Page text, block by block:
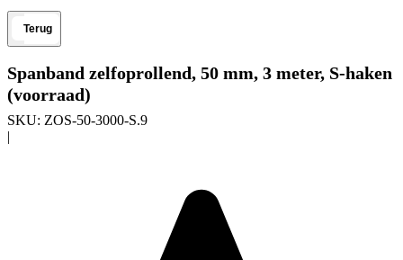
Terug
Spanband zelfoprollend, 50 mm, 3 meter, S-haken
(voorraad)
SKU: ZOS-50-3000-S.9
|